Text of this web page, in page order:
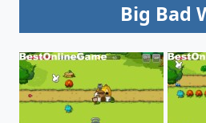
Big Bad